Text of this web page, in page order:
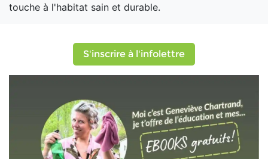
touche à l'habitat sain et durable.
S'inscrire à l'infolettre